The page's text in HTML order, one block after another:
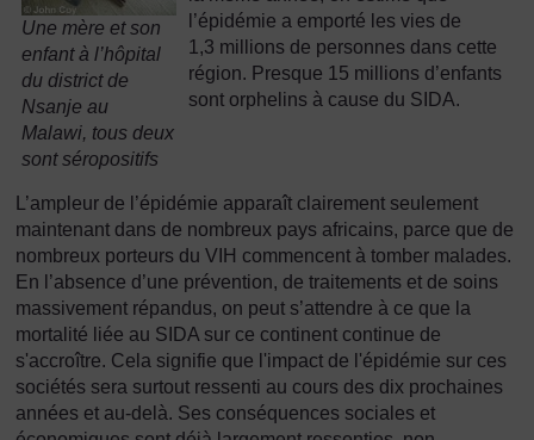
Une mère et son
enfant à l’hôpital
du district de
Nsanje au
Malawi, tous deux
sont séropositifs
l’épidémie a emporté les vies de
1,3 millions de personnes dans cette
région. Presque 15 millions d’enfants
sont orphelins à cause du SIDA.
L’ampleur de l’épidémie apparaît clairement seulement
maintenant dans de nombreux pays africains, parce que de
nombreux porteurs du VIH commencent à tomber malades.
En l’absence d’une prévention, de traitements et de soins
massivement répandus, on peut s’attendre à ce que la
mortalité liée au SIDA sur ce continent continue de
s'accroître. Cela signifie que l'impact de l'épidémie sur ces
sociétés sera surtout ressenti au cours des dix prochaines
années et au-delà. Ses conséquences sociales et